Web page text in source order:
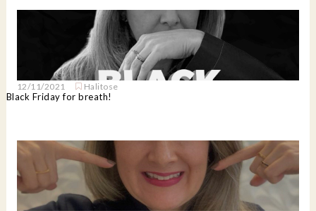
12/11/2021 Halitose
Black Friday for breath!